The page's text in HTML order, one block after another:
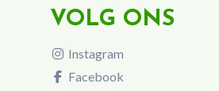
VOLG ONS
Instagram
Facebook